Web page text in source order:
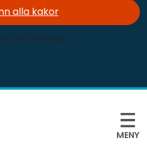
alla kakor
MENY